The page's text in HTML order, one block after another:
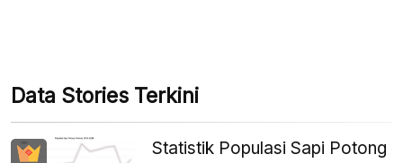
Data Stories Terkini
Statistik Populasi Sapi Potong